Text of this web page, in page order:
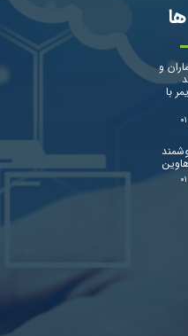
و
با